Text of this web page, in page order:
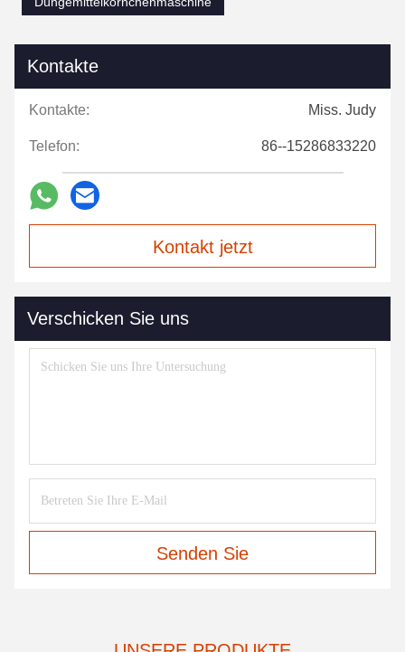
Kontakte
Kontakte: Miss. Judy
Telefon: 86--15286833220
Kontakt jetzt
Verschicken Sie uns
Senden Sie